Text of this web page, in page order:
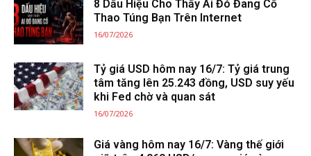
8 Dấu Hiệu Cho Thấy Ai Đó Đang Cố
Thao Túng Bạn Trên Internet
16/07/2026
Tỷ giá USD hôm nay 16/7: Tỷ giá trung
tâm tăng lên 25.243 đồng, USD suy yếu
khi Fed chờ và quan sát
16/07/2026
Giá vàng hôm nay 16/7: Vàng thế giới